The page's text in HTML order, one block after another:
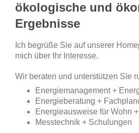
ökologische und
Ergebnisse
Ich begrüße Sie auf unserer
mich über Ihr Interesse.
Wir beraten und unterstützen Sie
Energiemanagement +
Energieberatung +
Energieausweise für Wohn
Messtechnik + Schulungen